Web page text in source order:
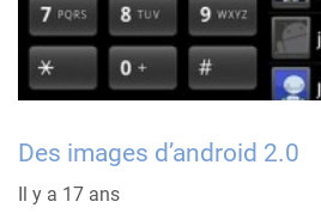
Des images d’android 2.0
Il y a 17 ans